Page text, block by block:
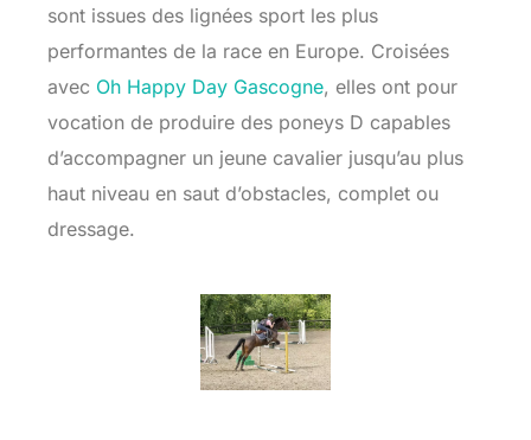
sont issues des lignées sport les plus
performantes de la race en Europe. Croisées
avec Oh Happy Day Gascogne, elles ont pour
vocation de produire des poneys D capables
d’accompagner un jeune cavalier jusqu’au plus
haut niveau en saut d’obstacles, complet ou
dressage.